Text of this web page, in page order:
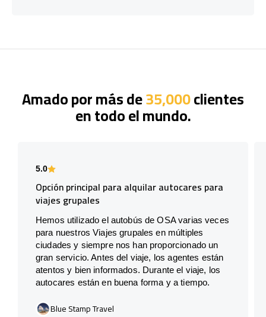
Amado por más de35,000clientes
en todo el mundo.
5.0
Opción principal para alquilar autocares para
viajes grupales
Hemos utilizado el autobús de OSA varias veces
para nuestros Viajes grupales en múltiples
ciudades y siempre nos han proporcionado un
gran servicio. Antes del viaje, los agentes están
atentos y bien informados. Durante el viaje, los
autocares están en buena forma y a tiempo.
Blue Stamp Travel